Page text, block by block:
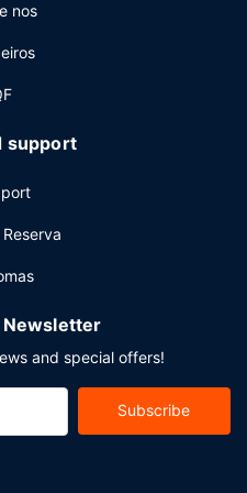
acesso à internet com
a seco e uma receção
nos
support
Newsletter
and special offers!
Subscribe